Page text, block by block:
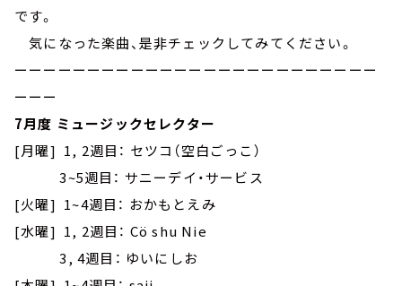
です。
気になった楽曲、是非チェックしてみてください。
ーーーーーーーーーーーーーーーーーーーーーーーーー
ーーー
7月度 ミュージックセレクター
[月曜] 1, 2週目： セツコ（空白ごっこ）
3~5週目： サニーデイ・サービス
[火曜] 1~4週目： おかもとえみ
[水曜] 1, 2週目： Cö shu Nie
3, 4週目： ゆいにしお